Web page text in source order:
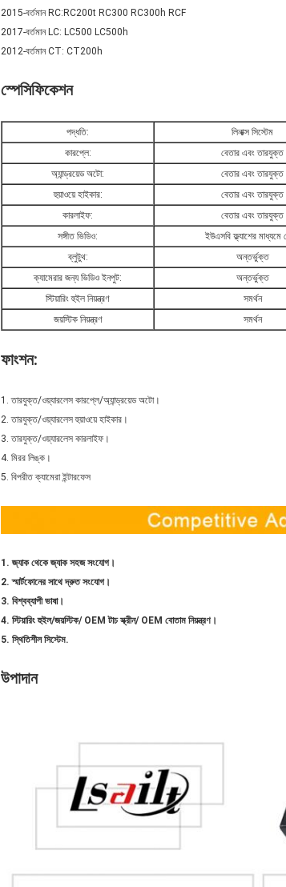
2015-বর্তমান RC:RC200t RC300 RC300h RCF
2017-বর্তমান LC: LC500 LC500h
2012-বর্তমান CT: CT200h
স্পেসিফিকেশন
পদ্ধতি:
লিনাক্স সিস্টেম
কারপ্লে:
বেতার এবং তারযুক্ত
অ্যান্ড্রয়েড অটো:
বেতার এবং তারযুক্ত
হুয়াওয়ে হাইকার:
বেতার এবং তারযুক্ত
কারলাইফ:
বেতার এবং তারযুক্ত
সঙ্গীত ভিডিও:
ইউএসবি ফ্ল্যাশের মাধ্যমে
ব্লুটুথ:
অন্তর্ভুক্ত
ক্যামেরার জন্য ভিডিও ইনপুট:
অন্তর্ভুক্ত
স্টিয়ারিং হুইল নিয়ন্ত্রণ
সমর্থন
জয়স্টিক নিয়ন্ত্রণ
সমর্থন
ফাংশন:
1. তারযুক্ত/ওয়্যারলেস কারপ্লে/অ্যান্ড্রয়েড অটো।
2. তারযুক্ত/ওয়্যারলেস হুয়াওয়ে হাইকার।
3. তারযুক্ত/ওয়্যারলেস কারলাইফ।
4. মিরর লিঙ্ক।
5. বিপরীত ক্যামেরা ইন্টারফেস
1. জ্যাক থেকে জ্যাক সহজ সংযোগ।
2. স্মার্টফোনের সাথে দ্রুত সংযোগ।
3. বিশ্বব্যাপী ভাষা।
4. স্টিয়ারিং হুইল/জয়স্টিক/ OEM টাচ স্ক্রীন/ OEM বোতাম নিয়ন্ত্রণ।
5. স্থিতিশীল সিস্টেম.
উপাদান